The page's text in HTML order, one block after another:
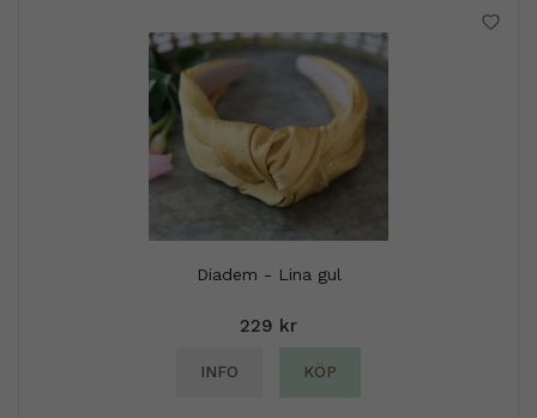
Diadem - Lina gul
229 kr
INFO KÖP